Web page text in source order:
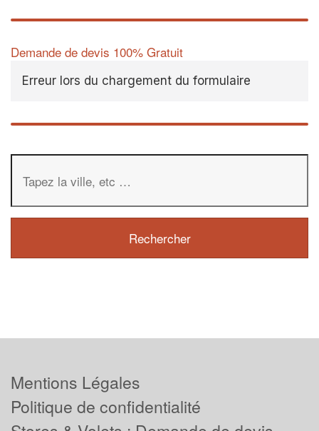
Demande de devis 100% Gratuit
Erreur lors du chargement du formulaire
Mentions Légales
Politique de confidentialité